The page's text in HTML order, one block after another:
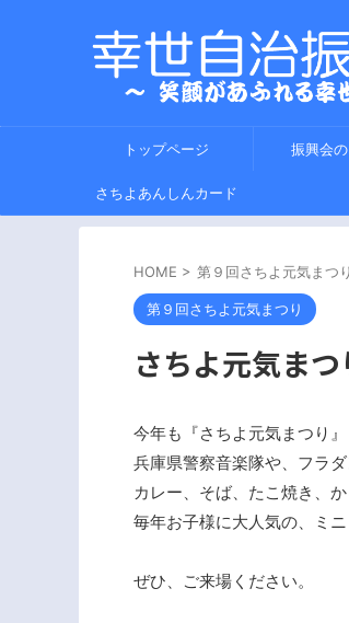
トップページ 振興会
さちよあんしんカード
HOME > 第９回さちよ元気まつり
第９回さちよ元気まつり
さちよ元気まつ
今年も『さちよ元気まつり』
兵庫県警察音楽隊や、フラ
カレー、そば、たこ焼き、
毎年お子様に大人気の、ミニ
ぜひ、ご来場ください。